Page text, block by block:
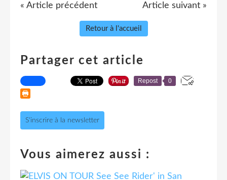
« Article précédent Article suivant »
Retour à l'accueil
Partager cet article
Repost 0
S'inscrire à la newsletter
Vous aimerez aussi :